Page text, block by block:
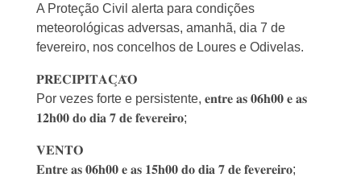
A Proteção Civil alerta para condições
meteorológicas adversas, amanhã, dia 7 de
fevereiro, nos concelhos de Loures e Odivelas.
𝐏𝐑𝐄𝐂𝐈𝐏𝐈𝐓𝐀𝐂̧𝐀̃𝐎
Por vezes forte e persistente, 𝐞𝐧𝐭𝐫𝐞 𝐚𝐬 𝟎𝟔𝐡𝟎𝟎 𝐞 𝐚𝐬
𝟏𝟐𝐡𝟎𝟎 𝐝𝐨 𝐝𝐢𝐚 𝟕 𝐝𝐞 𝐟𝐞𝐯𝐞𝐫𝐞𝐢𝐫𝐨;
𝐕𝐄𝐍𝐓𝐎
𝐄𝐧𝐭𝐫𝐞 𝐚𝐬 𝟎𝟔𝐡𝟎𝟎 𝐞 𝐚𝐬 𝟏𝟓𝐡𝟎𝟎 𝐝𝐨 𝐝𝐢𝐚 𝟕 𝐝𝐞 𝐟𝐞𝐯𝐞𝐫𝐞𝐢𝐫𝐨;